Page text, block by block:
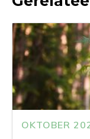
OKTOBER